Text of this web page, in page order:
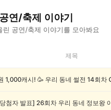
공연/축제 이야기
린 공연/축제 이야기를 모아봐요
제목